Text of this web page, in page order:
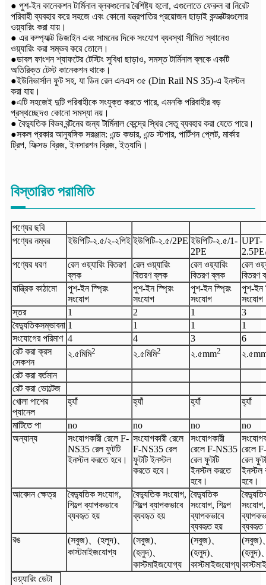
● পুশ-ইন কানেকশন টার্মিনাল ব্লকগুলোর বৈশিষ্ট্য হলো, এগুলোতে ফেরুল বা নিরেট
পরিবাহী ব্যবহার করে সহজে এবং কোনো যন্ত্রপাতির প্রয়োজন ছাড়াই কন্ডাক্টরগুলোর
ওয়্যারিং করা যায়।
● এর কম্প্যাক্ট ডিজাইন এবং সামনের দিকে সংযোগ ব্যবস্থা সীমিত স্থানেও
ওয়্যারিং করা সম্ভব করে তোলে।
●ডাবল ফাংশন শ্যাফটের টেস্টিং সুবিধা ছাড়াও, সমস্ত টার্মিনাল ব্লকে একটি
অতিরিক্ত টেস্ট কানেকশন থাকে।
●ইউনিভার্সাল ফুট সহ, যা ডিন রেল এনএস ৩৫ (Din Rail NS 35)-এ ইনস্টল
করা যায়।
●এটি সহজেই দুটি পরিবাহীকে সংযুক্ত করতে পারে, এমনকি পরিবাহীর বড়
প্রস্থচ্ছেদও কোনো সমস্যা নয়।
● বৈদ্যুতিক বিভব বন্টনের জন্য টার্মিনাল কেন্দ্রে স্থির সেতু ব্যবহার করা যেতে পারে।
●সকল প্রকার আনুষঙ্গিক সরঞ্জাম: এন্ড কভার, এন্ড স্টপার, পার্টিশন প্লেট, মার্কার
ট্রিপ, ফিক্সড ব্রিজ, ইনসারশন ব্রিজ, ইত্যাদি।
বিস্তারিত পরামিতি
পণ্যের ছবি
পণ্যের নম্বর
ইউপিটি-২.৫/২-২পিই ইউপিটি-২.৫/2PE ইউপিটি-২.৫/1-
2PE
UPT-
পণ্যের ধরণ
রেল ওয়্যারিং বিতরণ
ব্লক
রেল ওয়্যারিং
বিতরণ ব্লক
রেল ওয়্যারিং
বিতরণ ব্লক
রেল
বিতরণ
যান্ত্রিক কাঠামো
পুশ-ইন স্প্রিং
সংযোগ
পুশ-ইন স্প্রিং
সংযোগ
পুশ-ইন স্প্রিং
সংযোগ
পুশ-ইন
সংযোগ
স্তর
1 2 1
3
বৈদ্যুতিকসম্ভাবনা 1 1 1
1
সংযোগের পরিমাণ 4 4 3
6
রেট করা ক্রস
সেকশন
২.৫মিমি2 ২.৫মিমি2 ২.৫mm2 ২.৫
রেট করা বর্তমান
রেট করা ভোল্টেজ
খোলা পাশের
প্যানেল
হ্যাঁ হ্যাঁ হ্যাঁ হ্যাঁ
মাটিতে পা no no no
no
অন্যান্য
সংযোগকারী রেলে F-
NS35 রেল ফুটটি
ইনস্টল করতে হবে।
সংযোগকারী রেলে
F-NS35 রেল
ফুটটি ইনস্টল
করতে হবে।
সংযোগকারী
রেলে F-NS35
রেল ফুটটি
ইনস্টল করতে
হবে।
রেলে
রেল
ইনস্টল
হবে।
আবেদন ক্ষেত্র
বৈদ্যুতিক সংযোগ,
শিল্পে ব্যাপকভাবে
ব্যবহৃত হয়
বৈদ্যুতিক সংযোগ,
শিল্পে ব্যাপকভাবে
ব্যবহৃত হয়
বৈদ্যুতিক
সংযোগ, শিল্পে
ব্যাপকভাবে
ব্যবহৃত হয়
সংযোগ,
ব্যবহৃত
রঙ
(সবুজ) (হলুদ)
কাস্টমাইজযোগ্য
(সবুজ)
(হলুদ)
কাস্টমাইজযোগ্য
(সবুজ)
(হলুদ)
কাস্টমাইজযোগ্য
(সবুজ)
(হলুদ)
ওয়্যারিং ডেটা